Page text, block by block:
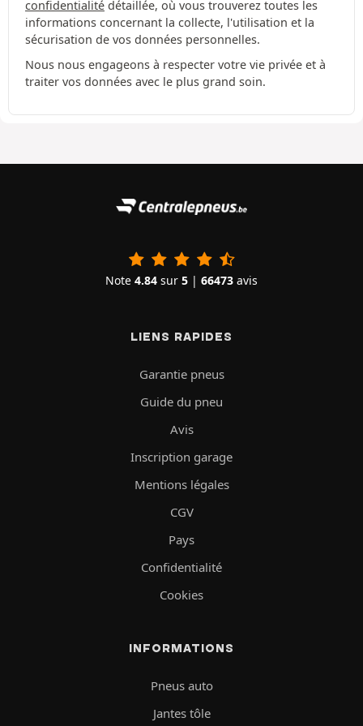
confidentialité détaillée, où vous trouverez toutes les
informations concernant la collecte, l'utilisation et la
sécurisation de vos données personnelles.
Nous nous engageons à respecter votre vie privée et à
traiter vos données avec le plus grand soin.
Note 4.84 sur 5 | 66473 avis
LIENS RAPIDES
Garantie pneus
Guide du pneu
Avis
Inscription garage
Mentions légales
CGV
Pays
Confidentialité
Cookies
INFORMATIONS
Pneus auto
Jantes tôle